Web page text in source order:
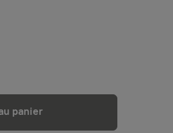
panier